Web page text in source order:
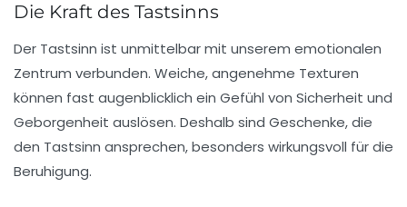
Die Kraft des Tastsinns
Der Tastsinn ist unmittelbar mit unserem emotionalen
Zentrum verbunden. Weiche, angenehme Texturen
können fast augenblicklich ein Gefühl von Sicherheit und
Geborgenheit auslösen. Deshalb sind Geschenke, die
den Tastsinn ansprechen, besonders wirkungsvoll für die
Beruhigung.